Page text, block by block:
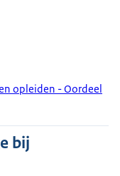
opleiden - Oordeel
bij